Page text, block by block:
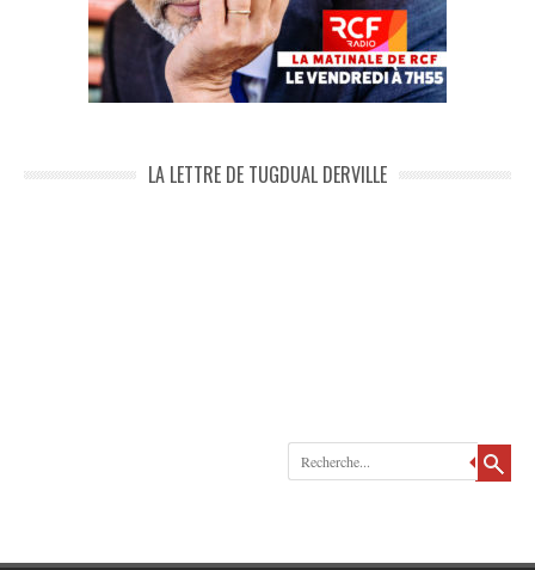
LA LETTRE DE TUGDUAL DERVILLE
Recherche